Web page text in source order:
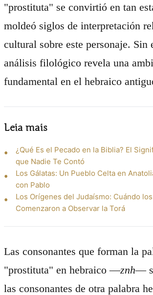
"prostituta" se convirtió en tan
moldeó siglos de interpretación
cultural sobre este personaje. Sin
análisis filológico revela una
fundamental en el hebraico
Leia mais
¿Qué Es el Pecado en la Biblia? El
que Nadie Te Contó
Los Gálatas: Un Pueblo Celta en
con Pablo
Los Orígenes del Judaísmo: Cuándo
Comenzaron a Observar la Torá
Las consonantes que forman la
"prostituta" en hebraico —znh—
las consonantes de otra palabra